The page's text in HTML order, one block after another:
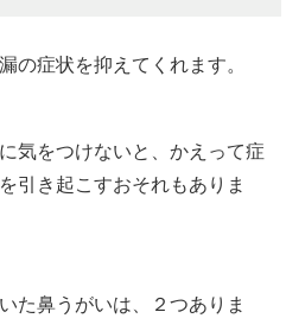
の症状を抑えてくれます。
気をつけないと、かえって症
引き起こすおそれもありま
た鼻うがいは、２つありま